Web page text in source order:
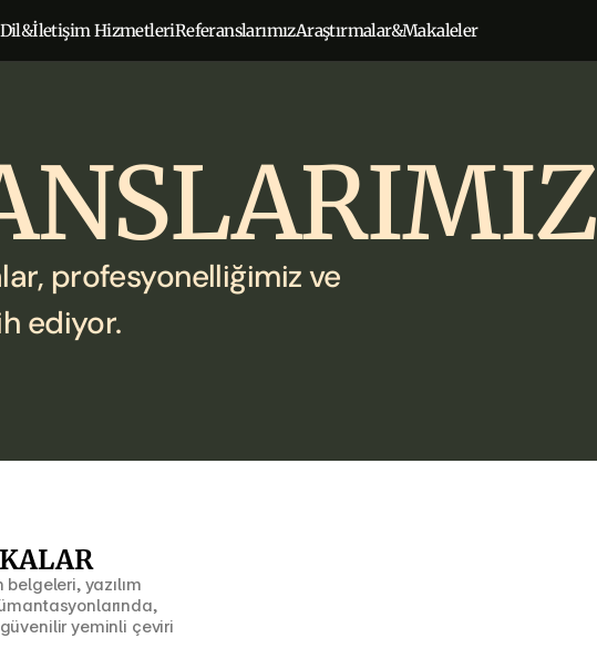
Referanslarımız
Dil&İletişim Hizmetleri Araştırmalar&Makaleler
profesyonelliğimiz ve
ediyor.
belgeleri, yazılım
yeminli çeviri